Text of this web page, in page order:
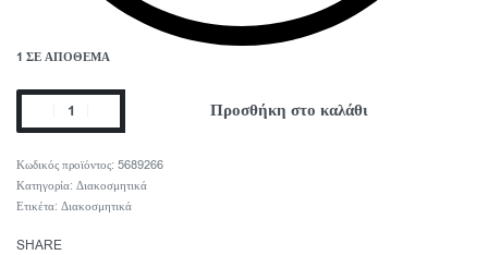
1 ΣΕ ΑΠΌΘΕΜΑ
Προσθήκη στο καλάθι
5689266
Κατηγορία: Διακοσμητικά
Ετικέτα: Διακοσμητικά
SHARE